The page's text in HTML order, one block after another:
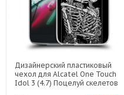
Дизайнерский пластиковый
чехол для Alcatel One Touch
Idol 3 (4.7) Поцелуй скелетов